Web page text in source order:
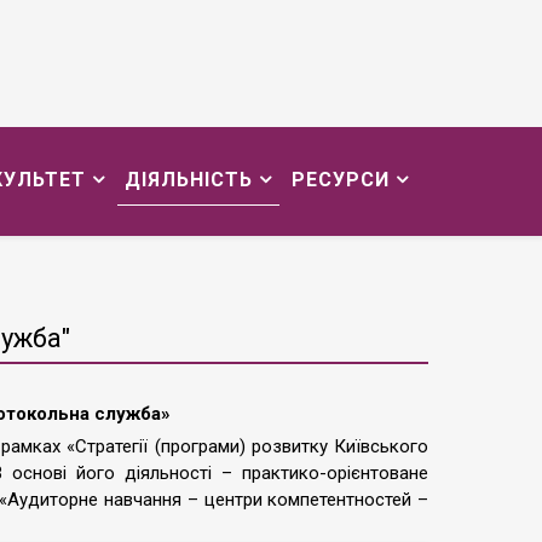
ДІЯЛЬНІСТЬ РЕСУРСИ
служба»
«Стратегії (програми) розвитку Київського
його діяльності – практико-орієнтоване
навчання – центри компетентностей –